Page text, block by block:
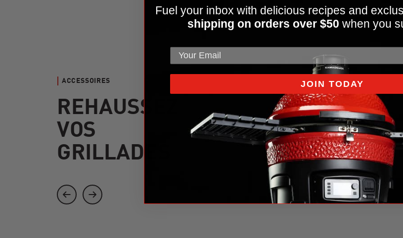
ACCESSOIRES
REHAUSSEZ
VOS
GRILLADES
Fuel your inbox with delicious recipes and
shipping on orders over $50 when you
JOIN TODAY